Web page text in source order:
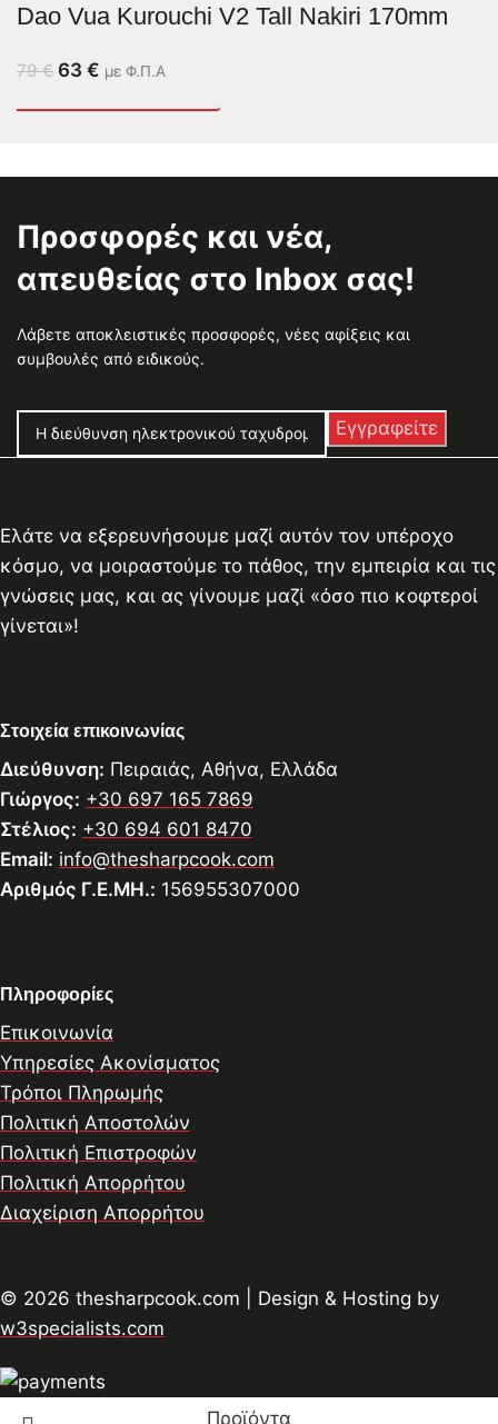
Dao Vua Kurouchi V2 Tall Nakiri 170mm
79€ 63 € με Φ.Π.Α
Προσφορές και νέα,
απευθείας στο Inbox σας!
Λάβετε αποκλειστικές προσφορές, νέες αφίξεις και
συμβουλές από ειδικούς.
Ελάτε να εξερευνήσουμε μαζί αυτόν τον υπέροχο
κόσμο, να μοιραστούμε το πάθος, την εμπειρία και τις
γνώσεις μας, και ας γίνουμε μαζί «όσο πιο κοφτεροί
γίνεται»!
Στοιχεία επικοινωνίας
Διεύθυνση: Πειραιάς, Αθήνα, Ελλάδα
Γιώργος: +30 697 165 7869
Στέλιος: +30 694 601 8470
Email: info@thesharpcook.com
Αριθμός Γ.Ε.ΜΗ.: 156955307000
Πληροφορίες
Επικοινωνία
Υπηρεσίες Ακονίσματος
Τρόποι Πληρωμής
Πολιτική Αποστολών
Πολιτική Επιστροφών
Πολιτική Απορρήτου
Διαχείριση Απορρήτου
© 2026 thesharpcook.com | Design & Hosting by
w3specialists.com
Προϊόντα